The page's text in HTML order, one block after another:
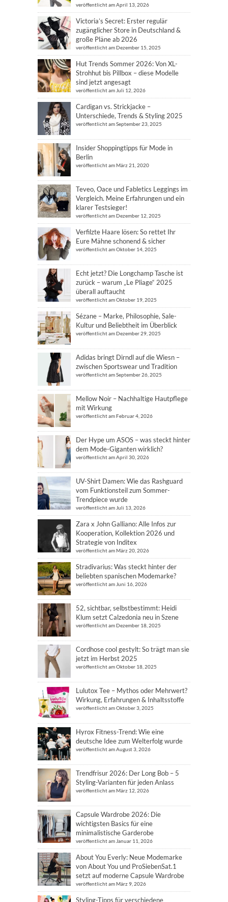
veröffentlicht am April 13, 2026
Victoria’s Secret: Erster regulär
zugänglicher Store in Deutschland &
große Pläne ab 2026
veröffentlicht am Dezember 15, 2025
Hut Trends Sommer 2026: Von XL-
Strohhut bis Pillbox – diese Modelle
sind jetzt angesagt
veröffentlicht am Juli 12, 2026
Cardigan vs. Strickjacke –
Unterschiede, Trends & Styling 2025
veröffentlicht am September 23, 2025
Insider Shoppingtipps für Mode in
Berlin
veröffentlicht am März 21, 2020
Teveo, Oace und Fabletics Leggings im
Vergleich. Meine Erfahrungen und ein
klarer Testsieger!
veröffentlicht am Dezember 12, 2025
Verfilzte Haare lösen: So rettet Ihr
Eure Mähne schonend & sicher
veröffentlicht am Oktober 14, 2025
Echt jetzt? Die Longchamp Tasche ist
zurück – warum „Le Pliage“ 2025
überall auftaucht
veröffentlicht am Oktober 19, 2025
Sézane – Marke, Philosophie, Sale-
Kultur und Beliebtheit im Überblick
veröffentlicht am Dezember 29, 2025
Adidas bringt Dirndl auf die Wiesn –
zwischen Sportswear und Tradition
veröffentlicht am September 26, 2025
Mellow Noir – Nachhaltige Hautpflege
mit Wirkung
veröffentlicht am Februar 4, 2026
Der Hype um ASOS – was steckt hinter
dem Mode-Giganten wirklich?
veröffentlicht am April 30, 2026
UV-Shirt Damen: Wie das Rashguard
vom Funktionsteil zum Sommer-
Trendpiece wurde
veröffentlicht am Juli 13, 2026
Zara x John Galliano: Alle Infos zur
Kooperation, Kollektion 2026 und
Strategie von Inditex
veröffentlicht am März 20, 2026
Stradivarius: Was steckt hinter der
beliebten spanischen Modemarke?
veröffentlicht am Juni 16, 2026
52, sichtbar, selbstbestimmt: Heidi
Klum setzt Calzedonia neu in Szene
veröffentlicht am Dezember 18, 2025
Cordhose cool gestylt: So trägt man sie
jetzt im Herbst 2025
veröffentlicht am Oktober 18, 2025
Lulutox Tee – Mythos oder Mehrwert?
Wirkung, Erfahrungen & Inhaltsstoffe
veröffentlicht am Oktober 3, 2025
Hyrox Fitness-Trend: Wie eine
deutsche Idee zum Welterfolg wurde
veröffentlicht am August 3, 2026
Trendfrisur 2026: Der Long Bob – 5
Styling-Varianten für jeden Anlass
veröffentlicht am März 12, 2026
Capsule Wardrobe 2026: Die
wichtigsten Basics für eine
minimalistische Garderobe
veröffentlicht am Januar 11, 2026
About You Everly: Neue Modemarke
von About You und ProSiebenSat.1
setzt auf moderne Capsule Wardrobe
veröffentlicht am März 9, 2026
Styling-Tipps für verschiedene